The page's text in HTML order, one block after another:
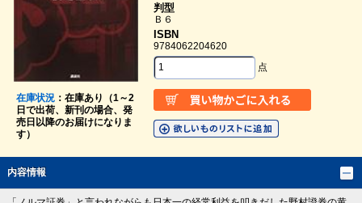
在庫状況：在庫あり（1～2
日で出荷、新刊の場合、発
売日以降のお届けになりま
す）
判型
Ｂ６
ISBN
9784062204620
点
内容情報